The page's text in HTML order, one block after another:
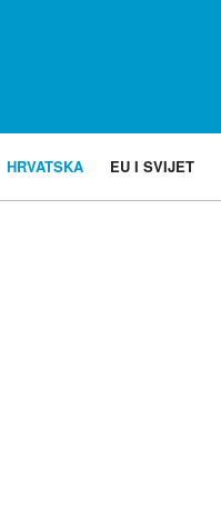
HRVATSKA EU I SVIJET